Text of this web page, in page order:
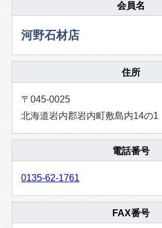
会員名
河野石材店
住所
〒045-0025
北海道岩内郡岩内町敷島内14の1
電話番号
0135-62-1761
FAX番号